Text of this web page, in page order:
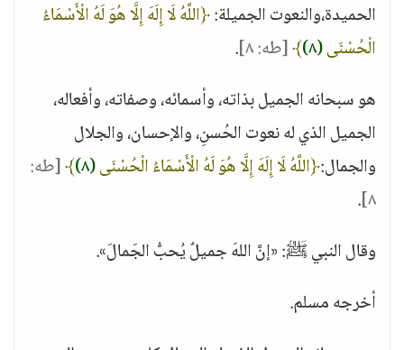
الحميدة،والنعوت الجميلة:﴿اللَّهُ لَا إِلَهَ إِلَّا هُوَ لَهُ الْأَسْمَاءُ
الْحُسْنَى(٨) ﴾[طه: ٨]
.
هو سبحانه الجميل بذاته، وأسمائه، وصفاته، وأفعاله،
الجميل الذي له نعوت الحُسنِ، والإحسان، والجلال
والجمال:﴿اللَّهُ لَا إِلَهَ إِلَّا هُوَ لَهُ الْأَسْمَاءُ الْحُسْنَى(٨) ﴾[طه:
٨] .
وقال النبي ﷺ: «إنَّ اللهَ جميلٌ يُحبُّ الجَمالَ».
أخرجه مسلم.